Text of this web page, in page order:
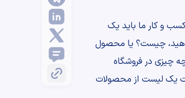
و کار ما باید یک
دهید، چیست؟ یا محصول
چیزی در فروشگاه
یک لیست از محصولات